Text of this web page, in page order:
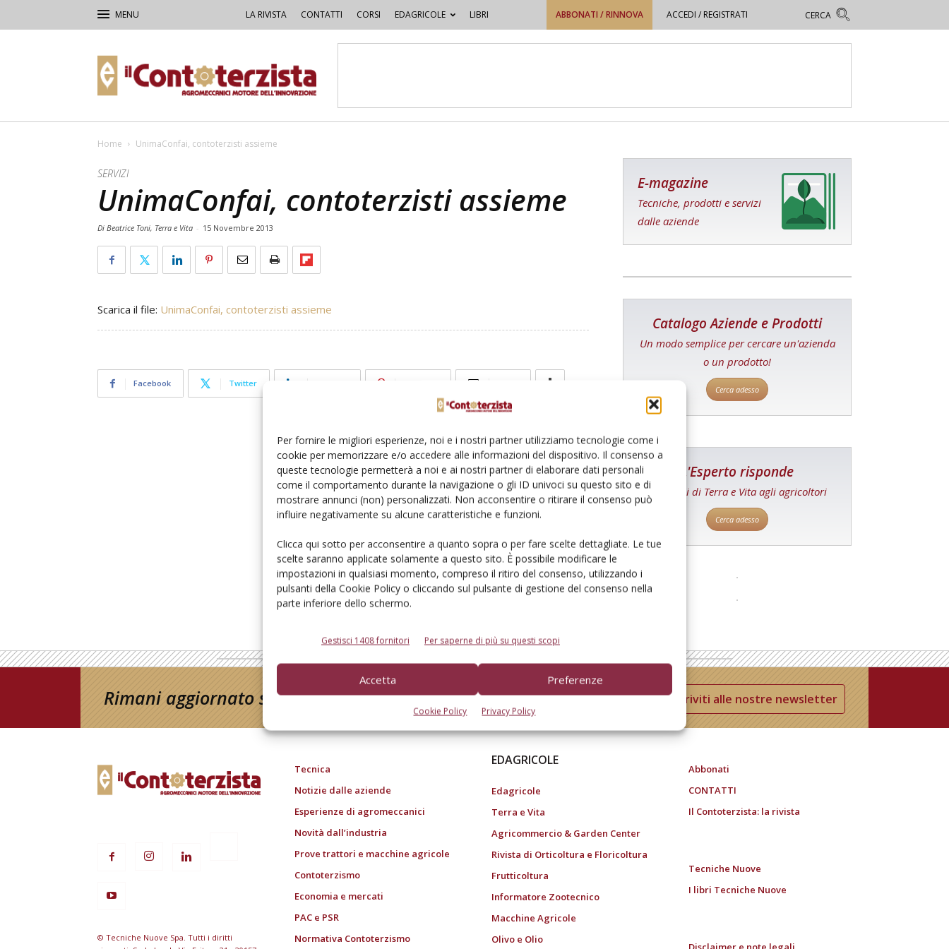
Per fornire le migliori esperienze, noi e i nostri partner utilizziamo tecnologie come i
cookie per memorizzare e/o accedere alle informazioni del dispositivo. Il consenso a
queste tecnologie permetterà a noi e ai nostri partner di elaborare dati personali
come il comportamento durante la navigazione o gli ID univoci su questo sito e di
mostrare annunci (non) personalizzati. Non acconsentire o ritirare il consenso può
influire negativamente su alcune caratteristiche e funzioni.
Clicca qui sotto per acconsentire a quanto sopra o per fare scelte dettagliate. Le tue
scelte saranno applicate solamente a questo sito. È possibile modificare le
impostazioni in qualsiasi momento, compreso il ritiro del consenso, utilizzando i
pulsanti della Cookie Policy o cliccando sul pulsante di gestione del consenso nella
parte inferiore dello schermo.
Gestisci 1408 fornitori Per saperne di più su questi scopi
Accetta Preferenze
Cookie Policy Privacy Policy
LA RIVISTA CONTATTI CORSI EDAGRICOLE LIBRI ABBONATI / RINNOVA ACCEDI / REGISTRATI
Contoterzista
Home UnimaConfai, contoterzisti assieme
SERVIZI
UnimaConfai, contoterzisti assieme
Di Beatrice Toni, Terra e Vita - 15 Novembre 2013
Scarica il file: UnimaConfai, contoterzisti assieme
Facebook Twitter
E-magazine
Tecniche, prodotti e servizi
dalle aziende
Catalogo Aziende e Prodotti
Un modo semplice per cercare un'azienda
o un prodotto!
Cerca adesso
L'Esperto risponde
I consigli di Terra e Vita agli agricoltori
Cerca adesso
Rimani aggiornato sul mondo dell’agricoltura Iscriviti alle nostre newsletter
© Tecniche Nuove Spa. Tutti i diritti
Tecnica
Notizie dalle aziende
Esperienze di agromeccanici
Novità dall’industria
Prove trattori e macchine agricole
Contoterzismo
Economia e mercati
PAC e PSR
Normativa Contoterzismo
EDAGRICOLE
Edagricole
Terra e Vita
Agricommercio & Garden Center
Rivista di Orticoltura e Floricoltura
Frutticoltura
Informatore Zootecnico
Macchine Agricole
Olivo e Olio
Abbonati
CONTATTI
Il Contoterzista: la rivista
Tecniche Nuove
I libri Tecniche Nuove